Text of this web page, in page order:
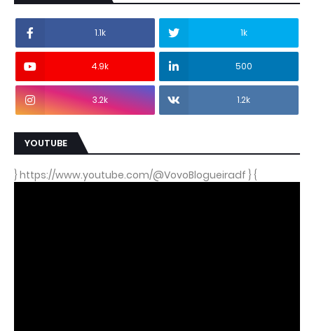
1.1k 1k
4.9k 500
3.2k 1.2k
YOUTUBE
} https://www.youtube.com/@VovoBlogueiradf } {